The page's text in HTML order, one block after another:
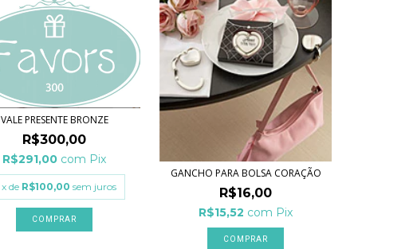
VALE PRESENTE BRONZE
R$300,00
R$291,00 com Pix
x de R$100,00 sem juros
GANCHO PARA BOLSA CORAÇÃO
R$16,00
R$15,52 com Pix